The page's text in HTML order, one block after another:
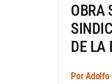
OBRA
DE LA
Por